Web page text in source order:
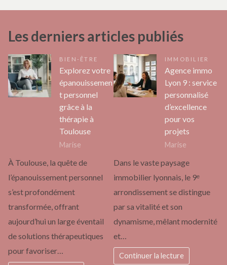
Les derniers articles publiés
BIEN-ÊTRE
Explorez votre
épanouissemen
t personnel
grâce à la
thérapie à
Toulouse
Marise
À Toulouse, la quête de
l’épanouissement personnel
s’est profondément
transformée, offrant
aujourd’hui un large éventail
de solutions thérapeutiques
pour favoriser…
IMMOBILIER
Agence immo
Lyon 9 : service
personnalisé
d’excellence
pour vos
projets
Marise
Dans le vaste paysage
immobilier lyonnais, le 9ᵉ
arrondissement se distingue
par sa vitalité et son
dynamisme, mêlant modernité
et…
Continuer la lecture